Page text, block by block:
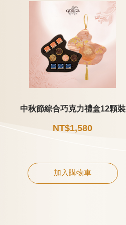
中秋節綜合巧克力禮盒12顆裝
NT$1,580
加入購物車